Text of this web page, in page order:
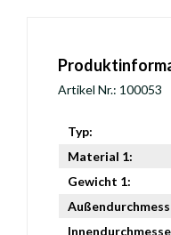
Artikel Nr.: 100053
Typ:
Material 1:
Gewicht 1: